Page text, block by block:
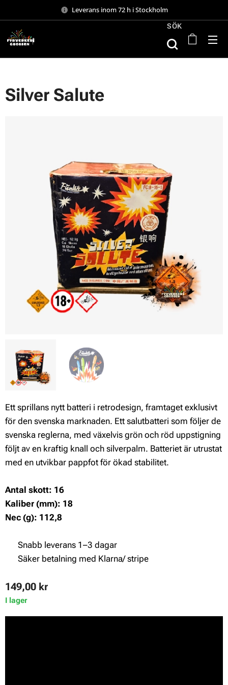
Leverans inom 72 h i Stockholm
SÖK
Silver Salute
Ett sprillans nytt batteri i retrodesign, framtaget exklusivt
för den svenska marknaden. Ett salutbatteri som följer de
svenska reglerna, med växelvis grön och röd uppstigning
följt av en kraftig knall och silverpalm. Batteriet är utrustat
med en utvikbar pappfot för ökad stabilitet.
Antal skott: 16
Kaliber (mm): 18
Nec (g): 112,8
✔ Snabb leverans 1–3 dagar
✔ Säker betalning med Klarna/ stripe
149,00 kr
I lager